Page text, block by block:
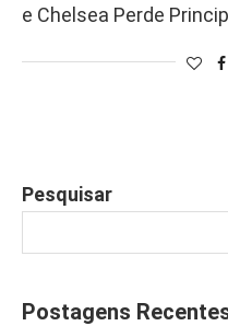
e Chelsea Perde
Pesquisar
Postagens